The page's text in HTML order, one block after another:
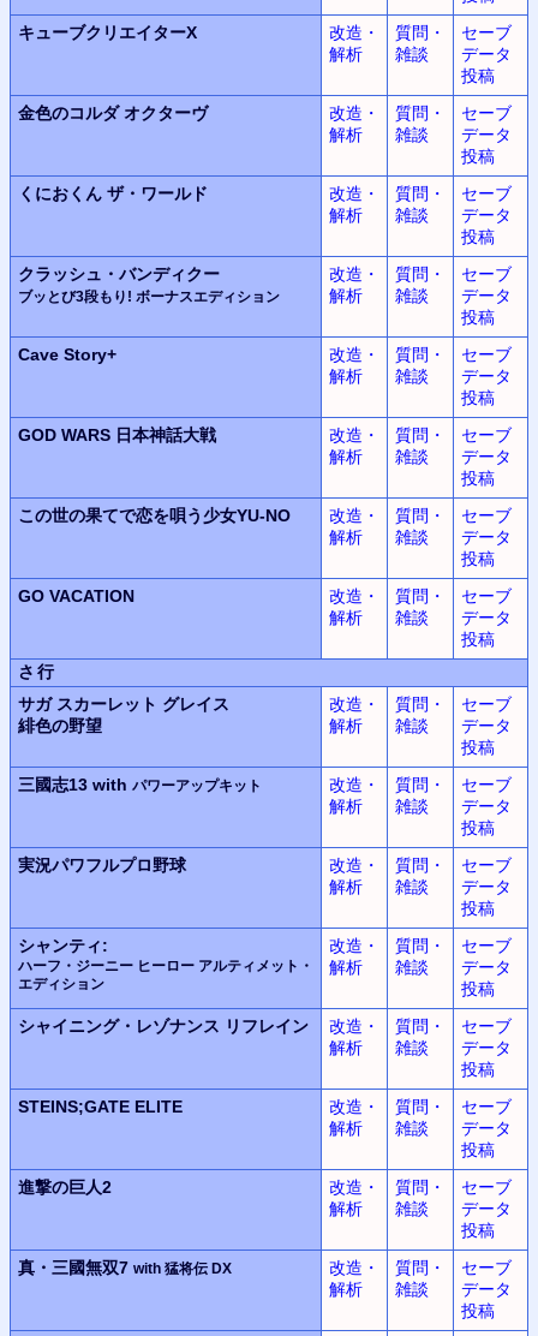
キューブクリエイターX
改造・
解析
質問・
雑談
セーブ
データ
投稿
金色のコルダオクターヴ
改造・
解析
質問・
雑談
セーブ
データ
投稿
くにおくん ザ・ワールド
改造・
解析
質問・
雑談
セーブ
データ
投稿
クラッシュ・バンディクー
ブッとび3段もり! ボーナスエディション
改造・
解析
質問・
雑談
セーブ
データ
投稿
Cave Story+
改造・
解析
質問・
雑談
セーブ
データ
投稿
GOD WARS 日本神話大戦
改造・
解析
質問・
雑談
セーブ
データ
投稿
この世の果てで恋を唄う少女YU-NO
改造・
解析
質問・
雑談
セーブ
データ
投稿
GO VACATION
改造・
解析
質問・
雑談
セーブ
データ
投稿
さ行
サガ スカーレット グレイス
緋色の野望
改造・
解析
質問・
雑談
セーブ
データ
投稿
三國志13 with パワーアップキット
改造・
解析
質問・
雑談
セーブ
データ
投稿
実況パワフルプロ野球
改造・
解析
質問・
雑談
セーブ
データ
投稿
シャンティ:
ハーフ・ジーニー ヒーロー アルティメット・
エディション
改造・
解析
質問・
雑談
セーブ
データ
投稿
シャイニング・レゾナンス リフレイン
改造・
解析
質問・
雑談
セーブ
データ
投稿
STEINS;GATE ELITE
改造・
解析
質問・
雑談
セーブ
データ
投稿
進撃の巨人2
改造・
解析
質問・
雑談
セーブ
データ
投稿
真・三國無双7 with 猛将伝 DX
改造・
解析
質問・
雑談
セーブ
データ
投稿